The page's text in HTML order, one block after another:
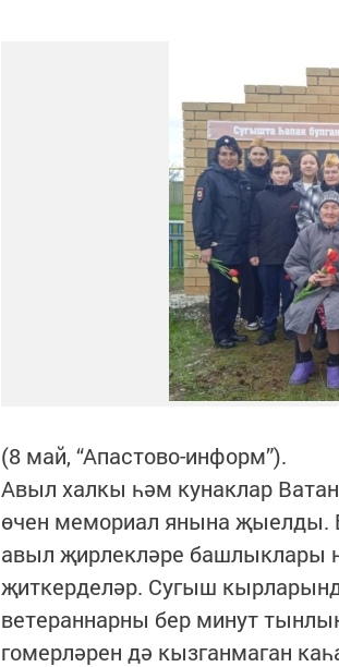
(8 май, “Апастово-информ”).
Авыл халкы һәм кунаклар
өчен мемориал янына җыелды.
авыл җирлекләре башлыклары
җиткерделәр. Сугыш
ветераннарны бер минут
гомерләрен дә кызганмаган